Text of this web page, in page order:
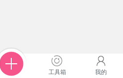
工具箱 我的